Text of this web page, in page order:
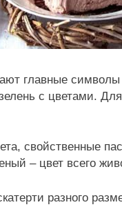
главные
с цветами.
свойственные
– цвет всего
разного